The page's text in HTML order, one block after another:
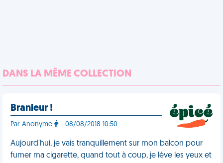
DANS LA MÊME COLLECTION
Branleur !
Par Anonyme - 08/08/2018 10:50
Aujourd'hui, je vais tranquillement sur mon balcon pour
fumer ma cigarette, quand tout à coup, je lève les yeux et